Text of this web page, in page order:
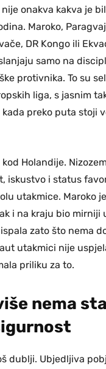
onakva kakva je
Maroko,
DR Kongo ili
samo na
protivnika. To su
liga, s jasnim
preko puta stoji
Holandije.
iskustvo i status
utakmice. Maroko
i na kraju bio mirniji
zato što nema
utakmici nije
priliku za to.
nema
dublji. Ubjedljiva